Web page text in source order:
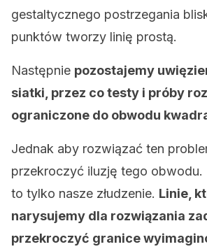
gestaltycznego postrzegania
punktów tworzy linię prostą.
Następnie pozostajemy
siatki, przez co testy i próby
ograniczone do obwodu
Jednak aby rozwiązać ten
przekroczyć iluzję tego obwodu.
to tylko nasze złudzenie. Linie,
narysujemy dla rozwiązania
przekroczyć granice